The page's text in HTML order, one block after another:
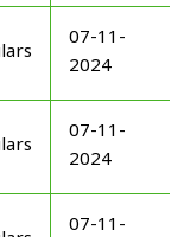
07-11-
2024
07-11-
2024
07-11-